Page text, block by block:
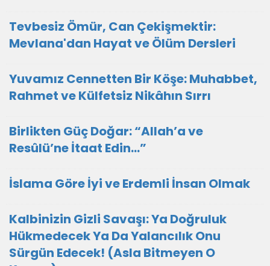
Tevbesiz Ömür, Can Çekişmektir:
Mevlana'dan Hayat ve Ölüm Dersleri
Yuvamız Cennetten Bir Köşe: Muhabbet,
Rahmet ve Külfetsiz Nikâhın Sırrı
Birlikten Güç Doğar: “Allah’a ve
Resûlü’ne İtaat Edin…”
İslama Göre İyi ve Erdemli İnsan Olmak
Kalbinizin Gizli Savaşı: Ya Doğruluk
Hükmedecek Ya Da Yalancılık Onu
Sürgün Edecek! (Asla Bitmeyen O